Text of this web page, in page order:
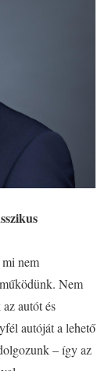
nem
Nem
autót és
autóját a lehető
– így az